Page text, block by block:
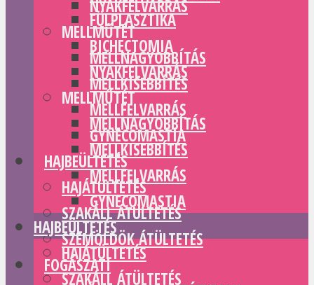
NYAKFELVARRÁS
MELLMŰTÉT
MELLNAGYOBBÍTÁS
MELLKISEBBÍTÉS
MELLFELVARRÁS
GYNECOMASTIA
HAJBEÜLTETÉS
HAJÁTÜLTETÉS
SZAKÁLL ÁTÜLTETÉS
SZEMÖLDÖK ÁTÜLTETÉS
FOGÁSZATI
FÜLPLASZTIKA
BICHECTOMIA
NYAKFELVARRÁS
MELLMŰTÉT
MELLNAGYOBBÍTÁS
MELLKISEBBÍTÉS
MELLFELVARRÁS
GYNECOMASTIA
HAJBEÜLTETÉS
HAJÁTÜLTETÉS
SZAKÁLL ÁTÜLTETÉS